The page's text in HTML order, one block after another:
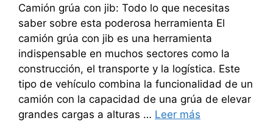
Camión grúa con jib: Todo lo que necesitas
saber sobre esta poderosa herramienta El
camión grúa con jib es una herramienta
indispensable en muchos sectores como la
construcción, el transporte y la logística. Este
tipo de vehículo combina la funcionalidad de un
camión con la capacidad de una grúa de elevar
grandes cargas a alturas … Leer más